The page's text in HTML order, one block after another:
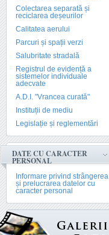
Colectarea separată și
reciclarea deșeurilor
Calitatea aerului
Parcuri și spații verzi
Salubritate stradală
Registrul de evidență a
sistemelor individuale
adecvate
A.D.I. "Vrancea curată"
Instituții de mediu
Legislație și reglementări
DATE CU CARACTER
PERSONAL
Informare privind strângerea
și prelucrarea datelor cu
caracter personal